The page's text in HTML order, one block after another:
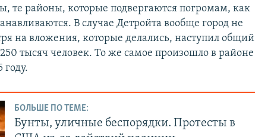
те районы, которые подвергаются погромам, как
В случае Детройта вообще город не
на вложения, которые делались, наступил общий
тысяч человек. То же самое произошло в районе
году.
БОЛЬШЕ ПО ТЕМЕ:
Бунты, уличные беспорядки. Протесты в